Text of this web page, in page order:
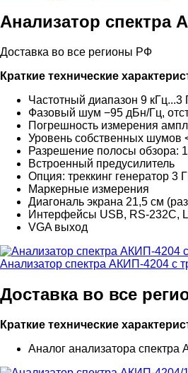
Анализатор спектра
Доставка во все регионы РФ
Краткие технические
Частотный диапазон 9 кГц...3
Фазовый шум −95 дБн/Гц,
Погрешность измерения
Уровень собственных шумов
Разрешение полосы обзора:
Встроенный предусилитель
Опция: треккинг генератор 3
Маркерные измерения
Диагональ экрана 21,5 см
Интерфейсы USB, RS-232C,
VGA выход
Анализатор спектра АКИП-4204 с
Доставка во все
Краткие технические
Аналог анализатора